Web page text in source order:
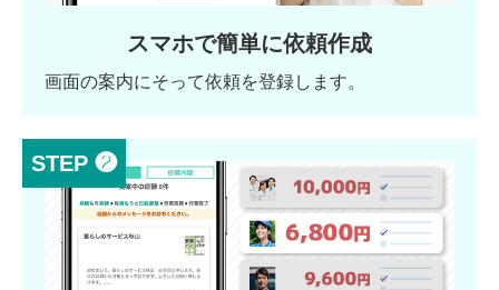
スマホで簡単に依頼作成
画面の案内にそって依頼を登録します。
STEP ❷